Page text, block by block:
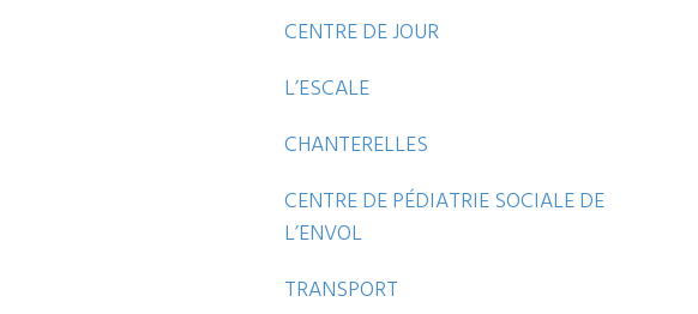
CENTRE DE JOUR
L’ESCALE
CHANTERELLES
CENTRE DE PÉDIATRIE SOCIALE DE
L’ENVOL
TRANSPORT